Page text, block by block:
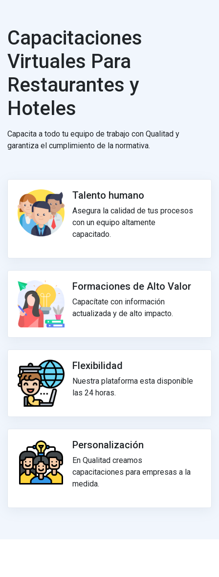
Capacitaciones
Virtuales Para
Restaurantes y
Hoteles
Capacita a todo tu equipo de trabajo con Qualitad y
garantiza el cumplimiento de la normativa.
Talento humano
Asegura la calidad de tus procesos
con un equipo altamente
capacitado.
Formaciones de Alto Valor
Capacítate con información
actualizada y de alto impacto.
Flexibilidad
Nuestra plataforma esta disponible
las 24 horas.
Personalización
En Qualitad creamos
capacitaciones para empresas a la
medida.